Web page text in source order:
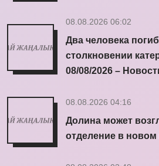
08.08.2026 06:02
Два человека
столкновении
08/08/2026 –
08.08.2026 04:16
Долина может
отделение в новом